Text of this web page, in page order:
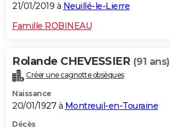
21/01/2019 à Neuillé-le-Lierre
Famille ROBINEAU
Rolande CHEVESSIER (91 ans)
Créer une cagnotte obsèques
Naissance
20/01/1927 à Montreuil-en-Touraine
Décès